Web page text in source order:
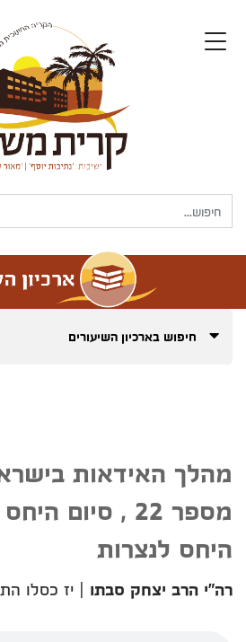
חיפוש בארכיון השיעורים
מהלך האידאות
מספר 22 , סיום
היחס לנצרות
רה"י הרב יצחק סבתו | יז כסלו